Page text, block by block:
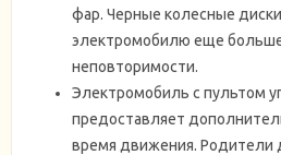
фар. Черные колесные
электромобилю еще
неповторимости.
Электромобиль с пультом
предоставляет
время движения. Родители